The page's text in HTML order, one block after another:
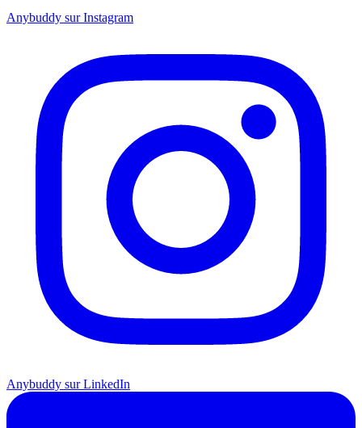
Anybuddy sur Instagram
Anybuddy sur LinkedIn